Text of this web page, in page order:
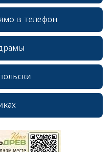
в телефон
erid: 2SDnjcrDNw6